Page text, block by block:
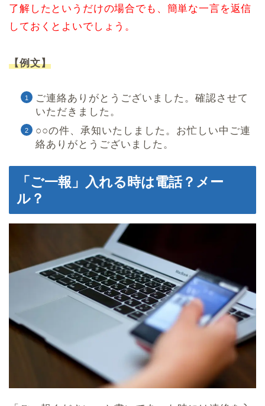
了解したというだけの場合でも、簡単な一言を返信
しておくとよいでしょう。
【例文】
ご連絡ありがとうございました。確認させて
いただきました。
○○の件、承知いたしました。お忙しい中ご連
絡ありがとうございました。
「ご一報」入れる時は電話？メー
ル？